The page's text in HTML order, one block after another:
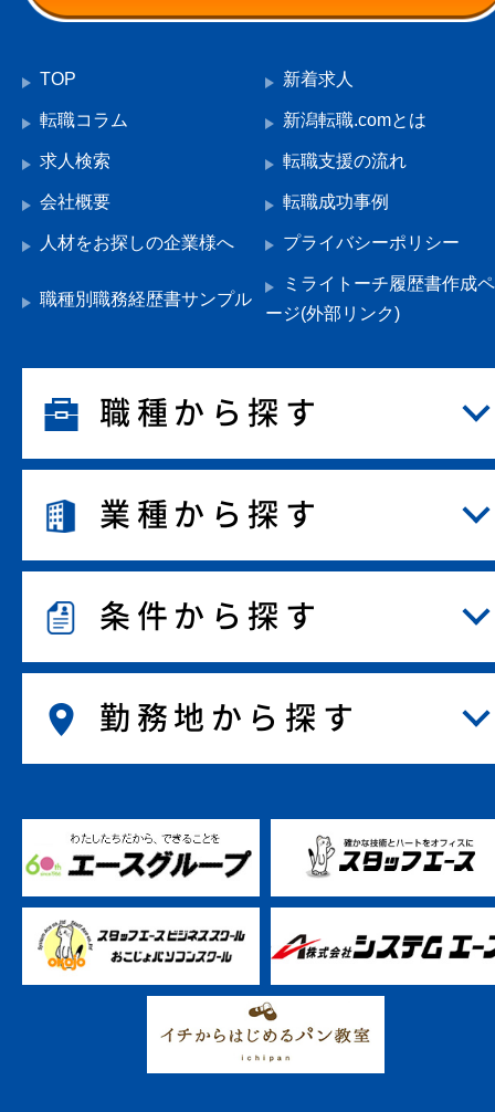
TOP 新着求人
転職コラム 新潟転職.comとは
求人検索 転職支援の流れ
会社概要 転職成功事例
人材をお探しの企業様へ プライバシーポリシー
職種別職務経歴書サンプル
ミライトーチ履歴書作成ペ
ージ(外部リンク)
職種から探す
業種から探す
条件から探す
勤務地から探す